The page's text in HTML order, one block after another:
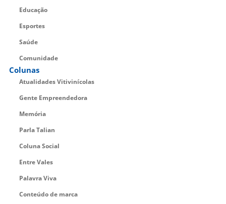
Educação
Esportes
Saúde
Comunidade
Colunas
Atualidades Vitivinícolas
Gente Empreendedora
Memória
Parla Talian
Coluna Social
Entre Vales
Palavra Viva
Conteúdo de marca